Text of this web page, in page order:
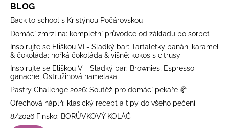
BLOG
Back to school s Kristýnou Počárovskou
Domácí zmrzlina: kompletní průvodce od základu po sorbet
Inspirujte se Eliškou VI - Sladký bar: Tartaletky banán, karamel
& čokoláda; hořká čokoláda & višně; kokos s citrusy
Inspirujte se Eliškou V - Sladký bar: Brownies, Espresso
ganache, Ostružinová namelaka
Pastry Challenge 2026: Soutěž pro domácí pekaře 🥐
Ořechová náplň: klasický recept a tipy do všeho pečení
8/2026 Finsko: BORŮVKOVÝ KOLÁČ